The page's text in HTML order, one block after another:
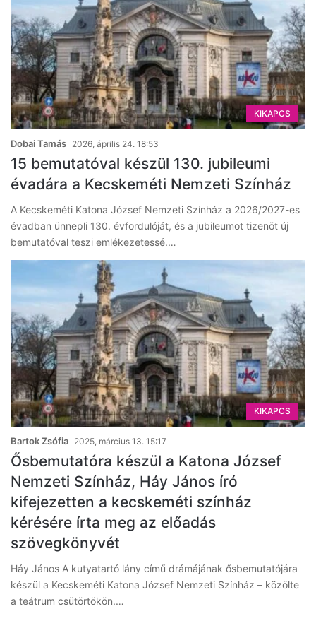
KIKAPCS
Dobai Tamás 2026, április 24. 18:53
15 bemutatóval készül 130. jubileumi
évadára a Kecskeméti Nemzeti Színház
A Kecskeméti Katona József Nemzeti Színház a 2026/2027-es
évadban ünnepli 130. évfordulóját, és a jubileumot tizenöt új
bemutatóval teszi emlékezetessé.…
KIKAPCS
Bartok Zsófia 2025, március 13. 15:17
Ősbemutatóra készül a Katona József
Nemzeti Színház, Háy János író
kifejezetten a kecskeméti színház
kérésére írta meg az előadás
szövegkönyvét
Háy János A kutyatartó lány című drámájának ősbemutatójára
készül a Kecskeméti Katona József Nemzeti Színház – közölte
a teátrum csütörtökön.…